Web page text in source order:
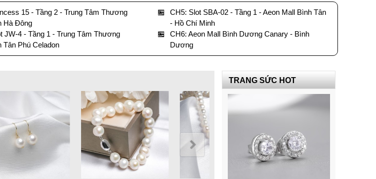
15 - Tầng 2 - Trung Tâm Thương
Hà Đông
JW-4 - Tầng 1 - Trung Tâm Thương
Tân Phú Celadon
🏪
CH5: Slot SBA-02 - Tầng 1 - Aeon Mall Bình Tân
- Hồ Chí Minh
🏪
CH6: Aeon Mall Bình Dương Canary - Bình
Dương
TRANG SỨC HOT